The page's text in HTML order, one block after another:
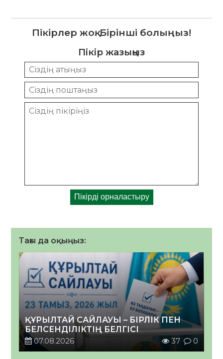
Пікірлер жоқ. Бірінші болыңыз!
Пікір жазыңыз
Тағы да оқыңыз:
ҚҰРЫЛТАЙ САЙЛАУЫ – БІРЛІК ПЕН
БЕЛСЕНДІЛІКТІҢ БЕЛГІСІ
07.08.2026
37 0